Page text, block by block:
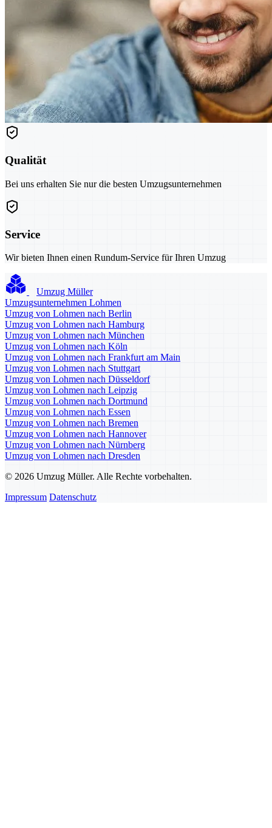
Qualität
Bei uns erhalten Sie nur die besten Umzugsunternehmen
Service
Wir bieten Ihnen einen Rundum-Service für Ihren Umzug
Umzug Müller
Umzugsunternehmen Lohmen
Umzug von Lohmen nach Berlin
Umzug von Lohmen nach Hamburg
Umzug von Lohmen nach München
Umzug von Lohmen nach Köln
Umzug von Lohmen nach Frankfurt am Main
Umzug von Lohmen nach Stuttgart
Umzug von Lohmen nach Düsseldorf
Umzug von Lohmen nach Leipzig
Umzug von Lohmen nach Dortmund
Umzug von Lohmen nach Essen
Umzug von Lohmen nach Bremen
Umzug von Lohmen nach Hannover
Umzug von Lohmen nach Nürnberg
Umzug von Lohmen nach Dresden
© 2026 Umzug Müller. Alle Rechte vorbehalten.
Impressum Datenschutz